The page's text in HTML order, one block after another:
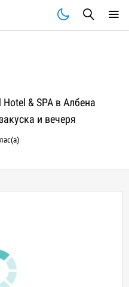
& SPA в Албена
и вечеря